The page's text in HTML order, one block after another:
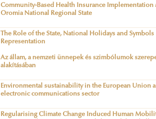
Community-Based Health Insurance Implementation
Oromia National Regional State
The Role of the State, National Holidays and
Representation
Az állam, a nemzeti ünnepek és szimbólumok
alakításában
Environmental sustainability in the European Union
electronic communications sector
Regularising Climate Change Induced Human